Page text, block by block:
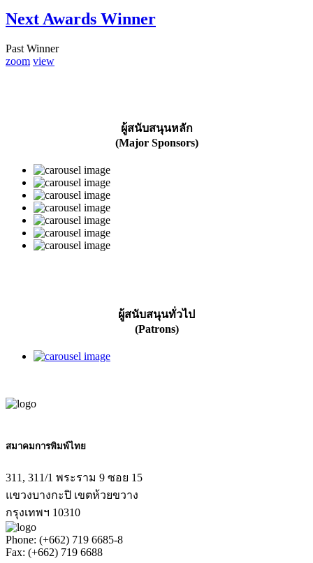
Next Awards Winner
Past Winner
zoom view
ผู้สนับสนุนหลัก
(Major Sponsors)
ผู้สนับสนุนทั่วไป
(Patrons)
สมาคมการพิมพ์ไทย
311, 311/1 พระราม 9 ซอย 15
แขวงบางกะปิ เขตห้วยขวาง
กรุงเทพฯ 10310
Phone: (+662) 719 6685-8
Fax: (+662) 719 6688